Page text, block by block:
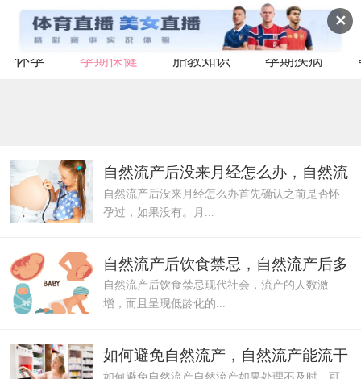
✕
怀孕 孕期保健 胎教知识 孕期疾病
自然流产后没来月经怎么办，自然流
产后月经不
自然流产后没来月经怎么办首先确认之前是否怀
孕过，如果没有。月...
自然流产后饮食禁忌，自然流产后多
久可以要孩
自然流产后饮食禁忌现代社会，流产的人数激
增，而且呈现低龄化的...
如何避免自然流产，自然流产能流干